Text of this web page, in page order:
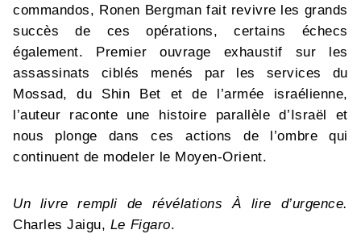
commandos, Ronen Bergman fait revivre les grands
succès de ces opérations, certains échecs
également. Premier ouvrage exhaustif sur les
assassinats ciblés menés par les services du
Mossad, du Shin Bet et de l’armée israélienne,
l’auteur raconte une histoire parallèle d’Israël et
nous plonge dans ces actions de l’ombre qui
continuent de modeler le Moyen-Orient.
Un livre rempli de révélations À lire d’urgence.
Charles Jaigu, Le Figaro.